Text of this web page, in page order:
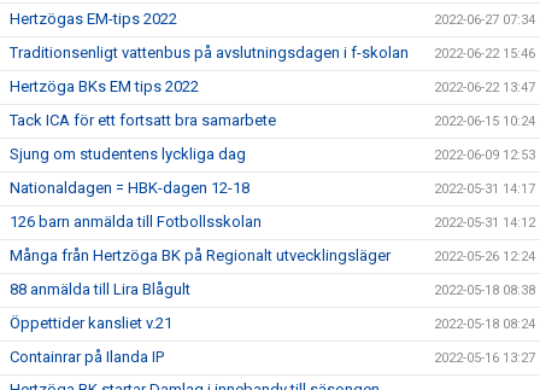
Hertzögas EM-tips 2022 2022-06-27 07:34
Traditionsenligt vattenbus på avslutningsdagen i f-skolan 2022-06-22 15:46
Hertzöga BKs EM tips 2022 2022-06-22 13:47
Tack ICA för ett fortsatt bra samarbete 2022-06-15 10:24
Sjung om studentens lyckliga dag 2022-06-09 12:53
Nationaldagen = HBK-dagen 12-18 2022-05-31 14:17
126 barn anmälda till Fotbollsskolan 2022-05-31 14:12
Många från Hertzöga BK på Regionalt utvecklingsläger 2022-05-26 12:24
88 anmälda till Lira Blågult 2022-05-18 08:38
Öppettider kansliet v.21 2022-05-18 08:24
Containrar på Ilanda IP 2022-05-16 13:27